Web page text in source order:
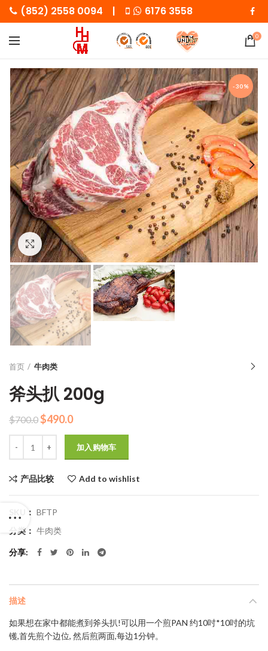
(852) 2558 0094 | 6176 3558
0
-30%
Click to enlarge
首页 牛肉类
斧头扒 200g
$700.0 原
为：
$700.0。
$490.0当
价
格
$490.0。
加入购物车
产品比较 Add to wishlist
SKU： BFTP
分类： 牛肉类
分享
描述
如果想在家中都能煮到斧头扒!可以用一个煎PAN 约10吋*10吋的坑
镬,首先煎个边位, 然后煎两面,每边1分钟。